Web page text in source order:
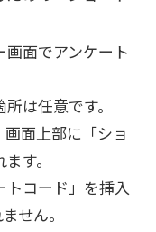
面でアンケート
は任意です。
面上部に「ショ
す。
コード」を挿入
せん。